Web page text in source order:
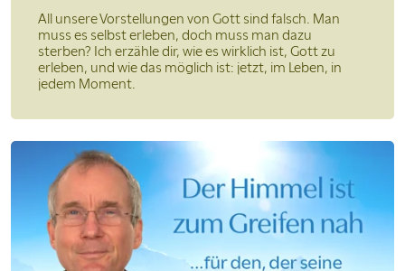
All unsere Vorstellungen von Gott sind falsch. Man
muss es selbst erleben, doch muss man dazu
sterben? Ich erzähle dir, wie es wirklich ist, Gott zu
erleben, und wie das möglich ist: jetzt, im Leben, in
jedem Moment.